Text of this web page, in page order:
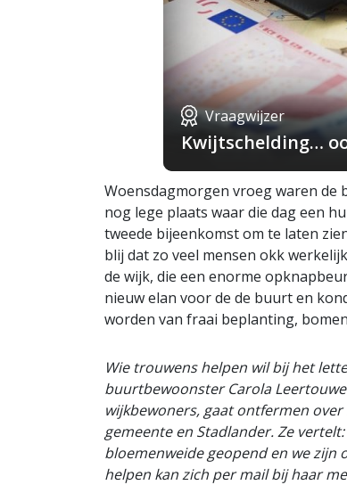
Vraagwijzer
Kwijtschelding…
Woensdagmorgen vroeg waren de
nog lege plaats waar die dag een
tweede bijeenkomst om te laten
blij dat zo veel mensen okk
de wijk, die een enorme
nieuw elan voor de de buurt en
worden van fraai beplanting,
Wie trouwens helpen wil bij het
buurtbewoonster Carola
wijkbewoners, gaat ontfermen
gemeente en Stadlander. Ze
bloemenweide geopend en we zijn
helpen kan zich per mail bij haar